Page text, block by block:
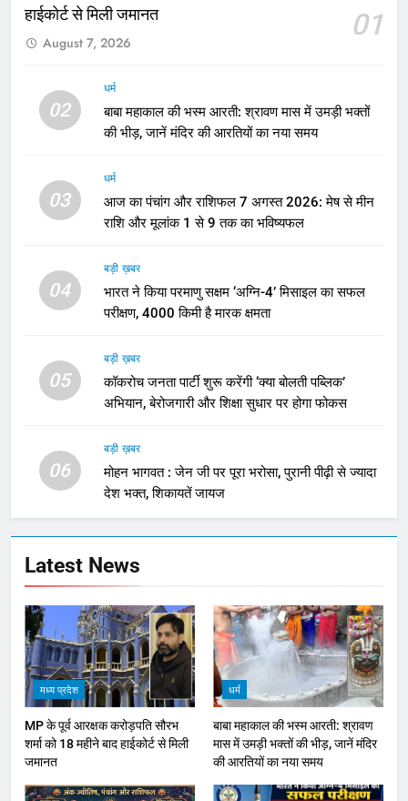
हाईकोर्ट से मिली जमानत
01
August 7, 2026
02
धर्म
बाबा महाकाल की भस्म आरती: श्रावण मास में उमड़ी भक्तों
की भीड़, जानें मंदिर की आरतियों का नया समय
03
धर्म
आज का पंचांग और राशिफल 7 अगस्त 2026: मेष से मीन
राशि और मूलांक 1 से 9 तक का भविष्यफल
04
बड़ी ख़बर
भारत ने किया परमाणु सक्षम ‘अग्नि-4’ मिसाइल का सफल
परीक्षण, 4000 किमी है मारक क्षमता
05
बड़ी ख़बर
कॉकरोच जनता पार्टी शुरू करेंगी ‘क्या बोलती पब्लिक’
अभियान, बेरोजगारी और शिक्षा सुधार पर होगा फोकस
06
बड़ी ख़बर
मोहन भागवत : जेन जी पर पूरा भरोसा, पुरानी पीढ़ी से ज्यादा
देश भक्त, शिकायतें जायज
Latest News
मध्य प्रदेश
MP के पूर्व आरक्षक करोड़पति सौरभ
शर्मा को 18 महीने बाद हाईकोर्ट से मिली
जमानत
धर्म
बाबा महाकाल की भस्म आरती: श्रावण
मास में उमड़ी भक्तों की भीड़, जानें मंदिर
की आरतियों का नया समय